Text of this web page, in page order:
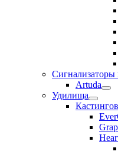
Сигнализаторы
Artuda
Удилища